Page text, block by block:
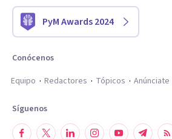
PyM Awards 2024
Conócenos
Equipo
Redactores Tópicos Anúnciate
Síguenos